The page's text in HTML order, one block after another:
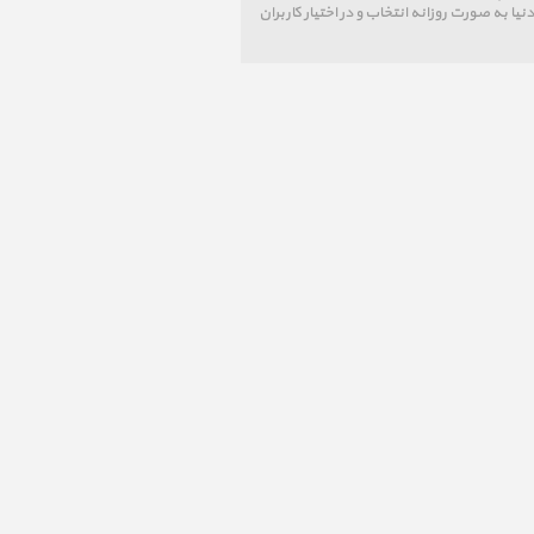
به صورت روزانه انتخاب و در اختیار کاربران